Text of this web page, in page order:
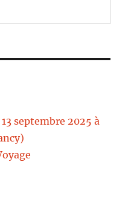
septembre 2025 à